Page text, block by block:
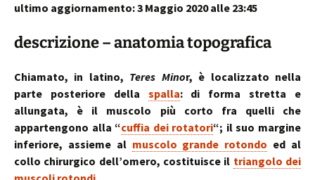
ultimo aggiornamento: 3 Maggio 2020 alle 23:45
descrizione – anatomia topografica
Chiamato, in latino, Teres Minor, è localizzato nella
parte posteriore della spalla: di forma stretta e
allungata, è il muscolo più corto fra quelli che
appartengono alla “cuffia dei rotatori“; il suo margine
inferiore, assieme al muscolo grande rotondo ed al
collo chirurgico dell’omero, costituisce il triangolo dei